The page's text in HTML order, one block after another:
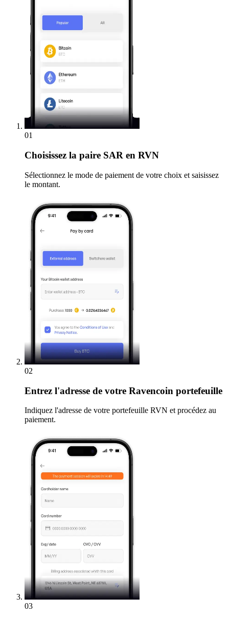
01
Choisissez la paire SAR en RVN
Sélectionnez le mode de paiement de votre choix et saisissez
le montant.
02
Entrez l'adresse de votre Ravencoin portefeuille
Indiquez l'adresse de votre portefeuille RVN et procédez au
paiement.
03